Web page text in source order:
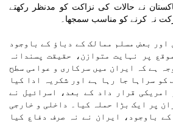
پاکستان نے حالات کی نزاکت کو مدنظر رکھتے
نہ کرنے کو مناسب سمجھا۔
اور بعض مسلم ممالک کے دباؤ کے باوجود
پر نہایت متوازن، حقیقت پسندانہ
ہے کہ ایران میں سرکاری و عوامی سطح
کو سراہا جا رہا ہے اور شکریہ ادا کیا
۱۲ جون کو امریکی قرار داد کے بعد، اسرائیل نے
پر ایک بڑا حملہ کیا۔ داخلی و خارجی
باوجود، ایران نے نہ صرف دفاع کیا